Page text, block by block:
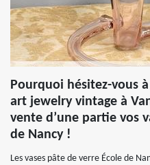
Pourquoi hésitez-vous
art jewelry vintage à
vente d’une partie vos
de Nancy !
Les vases pâte de verre École de